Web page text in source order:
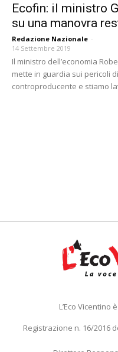
Ecofin: il ministro
su una manovra
Redazione Nazionale -
14 Settembre 2019
Il ministro dell’economia
mette in guardia sui pericoli
controproducente e stiamo
L’Eco
Registrazione n. 16/2016